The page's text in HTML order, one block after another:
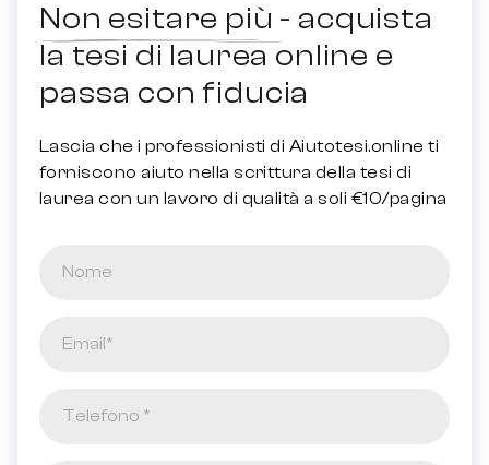
Non esitare più - acquista
la tesi di laurea online e
passa con fiducia
Lascia che i professionisti di Aiutotesi.online ti
forniscono aiuto nella scrittura della tesi di
laurea con un lavoro di qualità a soli €10/pagina